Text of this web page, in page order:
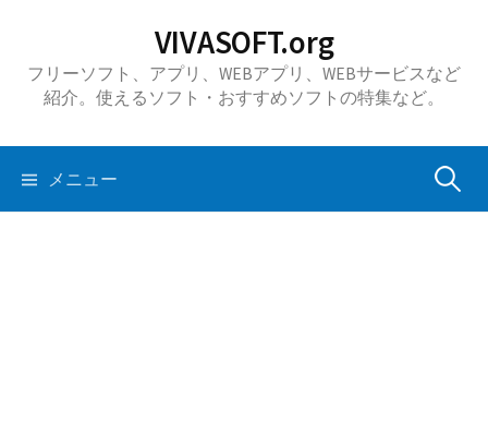
VIVASOFT.org
フリーソフト、アプリ、WEBアプリ、WEBサービスなど
紹介。使えるソフト・おすすめソフトの特集など。
メニュー 検